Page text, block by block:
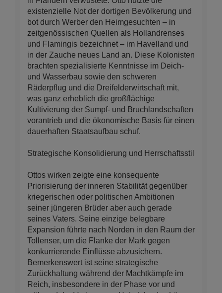
existenzielle Not der dortigen Bevölkerung und
bot durch Werber den Heimgesuchten – in
zeitgenössischen Quellen als Hollandrenses
und Flamingis bezeichnet – im Havelland und
in der Zauche neues Land an. Diese Kolonisten
brachten spezialisierte Kenntnisse im Deich-
und Wasserbau sowie den schweren
Räderpflug und die Dreifelderwirtschaft mit,
was ganz erheblich die großflächige
Kultivierung der Sumpf- und Bruchlandschaften
vorantrieb und die ökonomische Basis für einen
dauerhaften Staatsaufbau schuf.
Strategische Konsolidierung und Herrschaftsstil
Ottos wirken zeigte eine konsequente
Priorisierung der inneren Stabilität gegenüber
kriegerischen oder politischen Ambitionen
seiner jüngeren Brüder aber auch gerade
seines Vaters. Seine einzige belegbare
Expansion führte nach Norden in den Raum der
Tollenser, um die Flanke der Mark gegen
konkurrierende Einflüsse abzusichern.
Bemerkenswert ist seine strategische
Zurückhaltung während der Machtkämpfe im
Reich, insbesondere in der Phase vor und